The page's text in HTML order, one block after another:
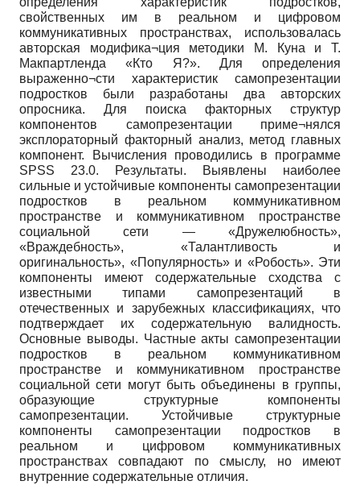
свойственных им в реальном и цифровом
коммуникативных пространствах, использовалась
авторская модифика¬ция методики М. Куна и Т.
Макпартленда «Кто Я?». Для определения
выраженно¬сти характеристик самопрезентации
подростков были разработаны два авторских
опросника. Для поиска факторных структур
компонентов самопрезентации приме¬нялся
эксплораторный факторный анализ, метод главных
компонент. Вычисления проводились в программе
SPSS 23.0. Результаты. Выявлены наиболее
сильные и устойчивые компоненты самопрезентации
подростков в реальном коммуникативном
пространстве и коммуникативном пространстве
социальной сети — «Дружелюбность»,
«Враждебность», «Талантливость и
оригинальность», «Популярность» и «Робость». Эти
компоненты имеют содержательные сходства с
известными типами самопрезентаций в
отечественных и зарубежных классификациях, что
подтверждает их содержательную валидность.
Основные выводы. Частные акты самопрезентации
подростков в реальном коммуникативном
пространстве и коммуникативном пространстве
социальной сети могут быть объединены в группы,
образующие структурные компоненты
самопрезентации. Устойчивые структурные
компоненты самопрезентации подростков в
реальном и цифровом коммуникативных
пространствах совпадают по смыслу, но имеют
внутренние содержательные отличия.